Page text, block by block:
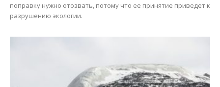
поправку нужно отозвать, потому что ее принятие приведет к
разрушению экологии.